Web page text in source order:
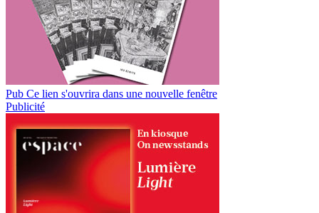
Pub Ce lien s'ouvrira dans une nouvelle fenêtre
Publicité